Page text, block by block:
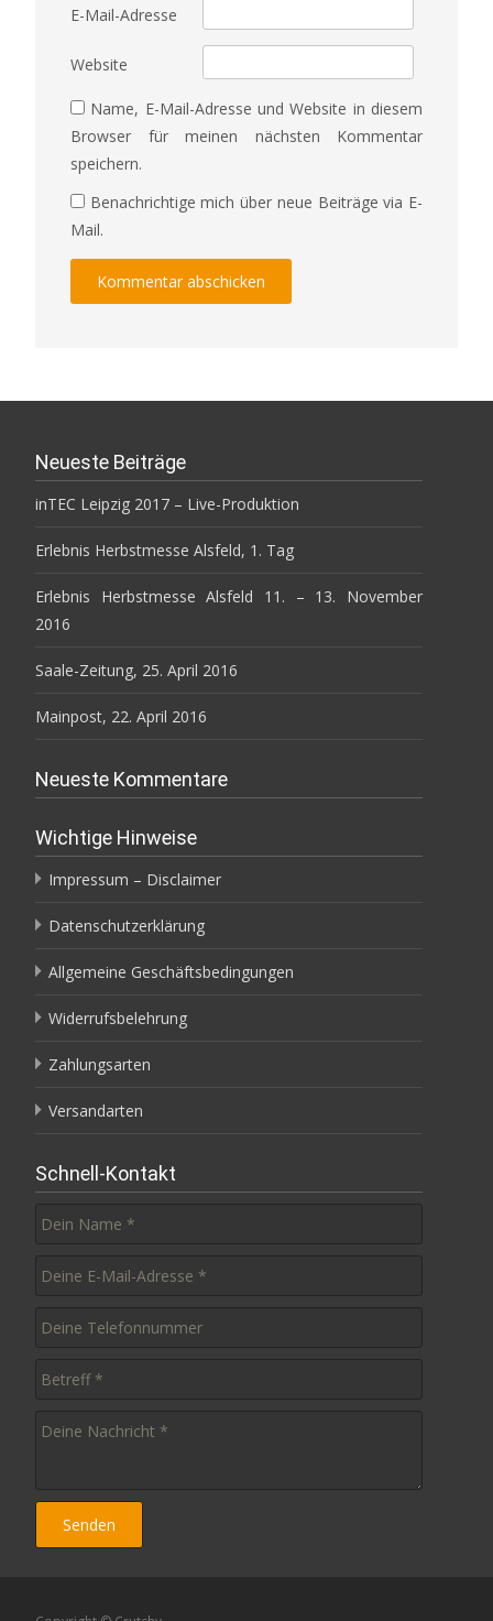
E-Mail-Adresse
Website
Name, E-Mail-Adresse und Website in diesem
Browser für meinen nächsten Kommentar
speichern.
Benachrichtige mich über neue Beiträge via E-
Mail.
Neueste Beiträge
inTEC Leipzig 2017 – Live-Produktion
Erlebnis Herbstmesse Alsfeld, 1. Tag
Erlebnis Herbstmesse Alsfeld 11. – 13. November
2016
Saale-Zeitung, 25. April 2016
Mainpost, 22. April 2016
Neueste Kommentare
Wichtige Hinweise
Impressum – Disclaimer
Datenschutzerklärung
Allgemeine Geschäftsbedingungen
Widerrufsbelehrung
Zahlungsarten
Versandarten
Schnell-Kontakt